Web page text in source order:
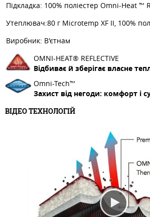
Підкладка: 100% поліестер Omni-Heat ™
Утеплювач:80 г Microtemp XF II, 100%
Виробник: В'єтнам
OMNI-HEAT® REFLECTIVE
Відбиває й зберігає власне
Omni-Tech™
Захист від негоди: комфорт і
ВІДЕО ТЕХНОЛОГІЙ